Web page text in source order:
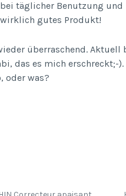
täglicher Benutzung und
gutes Produkt!
überraschend. Aktuell
das es mich erschreckt;-).
oder was?